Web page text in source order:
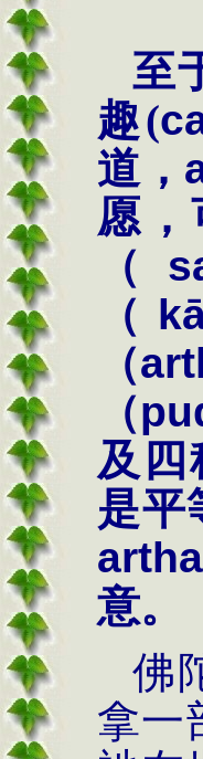
至
趣(
道，
愿
（
（ k
（
（
及四
是平
artha
意。
佛
拿一